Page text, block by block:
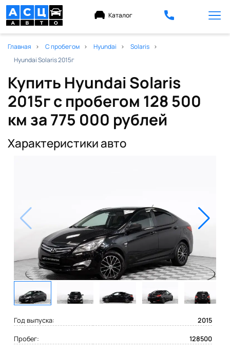
Каталог
Главная С пробегом Hyundai
Solaris
Hyundai Solaris 2015г
Купить Hyundai Solaris
2015г с пробегом 128 500
км за 775 000 рублей
Характеристики авто
Год выпуска:
2015
Пробег:
128500